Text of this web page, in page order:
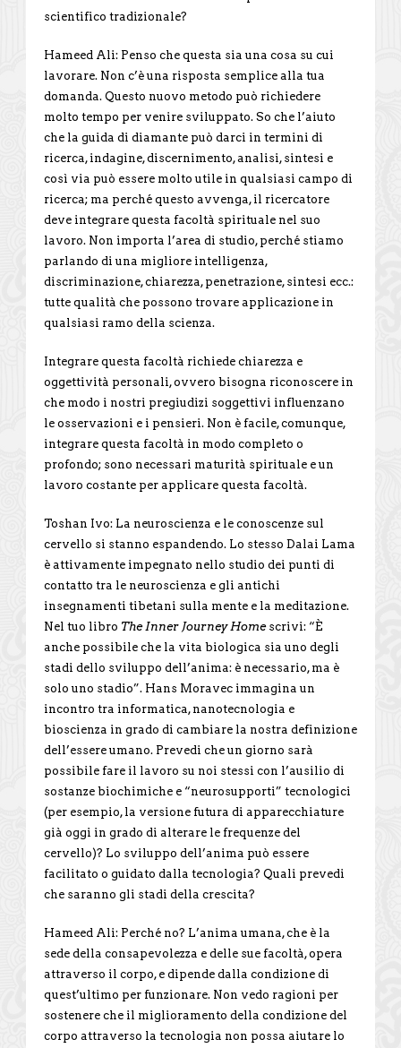
scientifico tradizionale?
Hameed Ali: Penso che questa sia una cosa su cui
lavorare. Non c’è una risposta semplice alla tua
domanda. Questo nuovo metodo può richiedere
molto tempo per venire sviluppato. So che l’aiuto
che la guida di diamante può darci in termini di
ricerca, indagine, discernimento, analisi, sintesi e
così via può essere molto utile in qualsiasi campo di
ricerca; ma perché questo avvenga, il ricercatore
deve integrare questa facoltà spirituale nel suo
lavoro. Non importa l’area di studio, perché stiamo
parlando di una migliore intelligenza,
discriminazione, chiarezza, penetrazione, sintesi ecc.:
tutte qualità che possono trovare applicazione in
qualsiasi ramo della scienza.
Integrare questa facoltà richiede chiarezza e
oggettività personali, ovvero bisogna riconoscere in
che modo i nostri pregiudizi soggettivi influenzano
le osservazioni e i pensieri. Non è facile, comunque,
integrare questa facoltà in modo completo o
profondo; sono necessari maturità spirituale e un
lavoro costante per applicare questa facoltà.
Toshan Ivo: La neuroscienza e le conoscenze sul
cervello si stanno espandendo. Lo stesso Dalai Lama
è attivamente impegnato nello studio dei punti di
contatto tra le neuroscienza e gli antichi
insegnamenti tibetani sulla mente e la meditazione.
Nel tuo libro The Inner Journey Homescrivi: “È
anche possibile che la vita biologica sia uno degli
stadi dello sviluppo dell’anima: è necessario, ma è
solo uno stadio”. Hans Moravec immagina un
incontro tra informatica, nanotecnologia e
bioscienza in grado di cambiare la nostra definizione
dell’essere umano. Prevedi che un giorno sarà
possibile fare il lavoro su noi stessi con l’ausilio di
sostanze biochimiche e “neurosupporti” tecnologici
(per esempio, la versione futura di apparecchiature
già oggi in grado di alterare le frequenze del
cervello)? Lo sviluppo dell’anima può essere
facilitato o guidato dalla tecnologia? Quali prevedi
che saranno gli stadi della crescita?
Hameed Ali: Perché no? L’anima umana, che è la
sede della consapevolezza e delle sue facoltà, opera
attraverso il corpo, e dipende dalla condizione di
quest’ultimo per funzionare. Non vedo ragioni per
sostenere che il miglioramento della condizione del
corpo attraverso la tecnologia non possa aiutare lo